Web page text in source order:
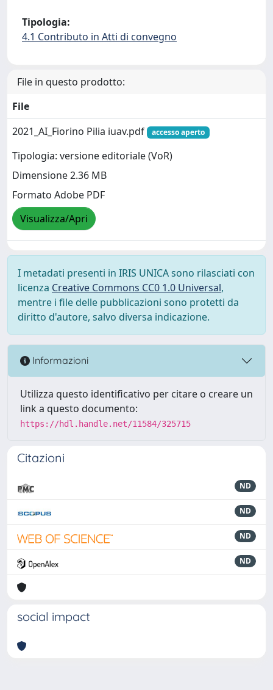
Tipologia:
4.1 Contributo in Atti di convegno
File in questo prodotto:
File
2021_AI_Fiorino Pilia iuav.pdf
accesso aperto
Tipologia: versione editoriale (VoR)
Dimensione 2.36 MB
Formato Adobe PDF
Visualizza/Apri
I metadati presenti in IRIS UNICA sono rilasciati con
licenza Creative Commons CC0 1.0 Universal,
mentre i file delle pubblicazioni sono protetti da
diritto d'autore, salvo diversa indicazione.
Informazioni
Utilizza questo identificativo per citare o creare un
link a questo documento:
https://hdl.handle.net/11584/325715
Citazioni
ND
ND
ND
ND
social impact